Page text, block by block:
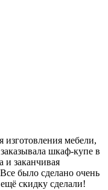
мебели,
шкаф-купе в
и заканчивая
было сделано очень
скидку сделали!